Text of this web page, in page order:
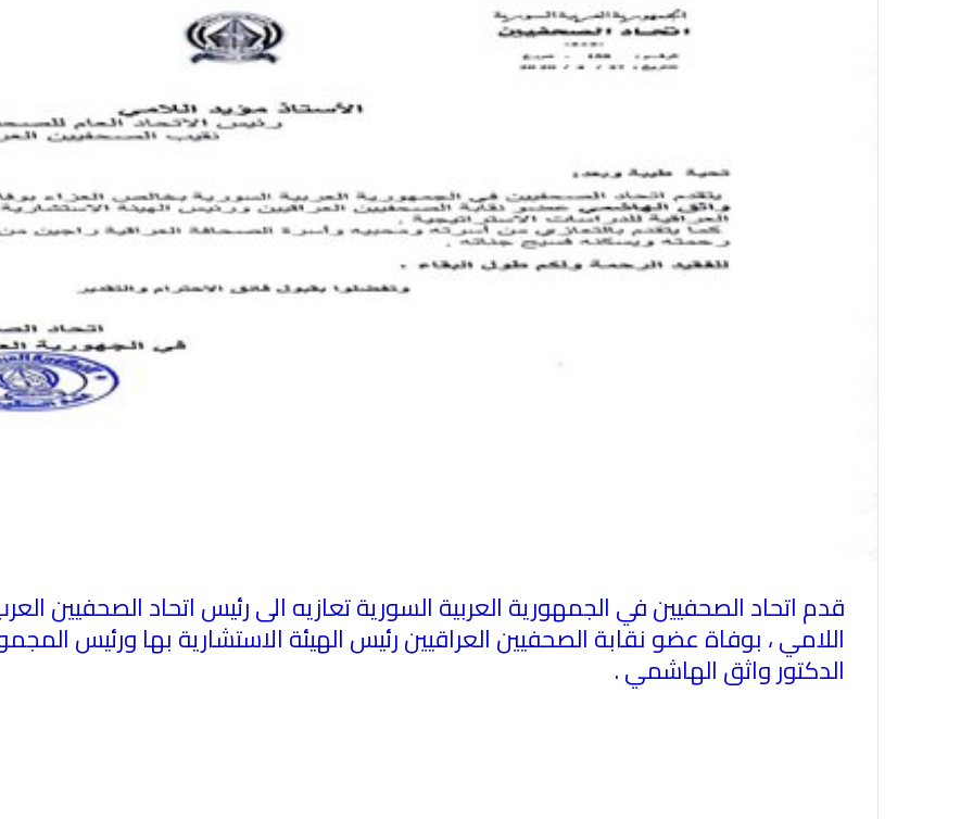
قدم اتحاد الصحفيين في الجمهورية العربية السورية تعازيه الى رئيس اتحاد الصحفيين
اللامي ، بوفاة عضو نقابة الصحفيين العراقيين رئيس الهيئة الاستشارية بها ورئيس
الدكتور واثق الهاشمي.